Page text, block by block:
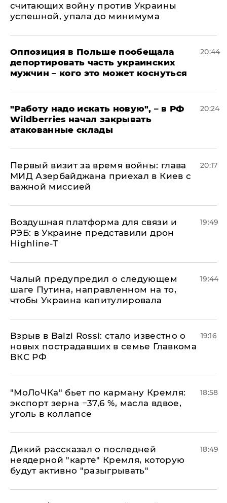
считающих войну против Украины
успешной, упала до минимума
Оппозиция в Польше пообещала
депортировать часть украинских
мужчин – кого это может коснуться
20:44
"Работу надо искать новую", – в РФ
Wildberries начал закрывать
атакованные склады
20:24
Первый визит за время войны: глава
МИД Азербайджана приехал в Киев с
важной миссией
20:17
Воздушная платформа для связи и
РЭБ: в Украине представили дрон
Highline-T
19:49
Чалый предупредил о следующем
шаге Путина, направленном на то,
чтобы Украина капитулировала
19:44
Взрыв в Balzi Rossi: стало известно о
новых пострадавших в семье Главкома
ВКС РФ
19:16
​"МоЛоЧКа" бьет по карману Кремля:
экспорт зерна −37,6 %, масла вдвое,
уголь в коллапсе
18:58
Дикий рассказал о последней
неядерной "карте" Кремля, которую
будут активно "разыгрывать"
18:49